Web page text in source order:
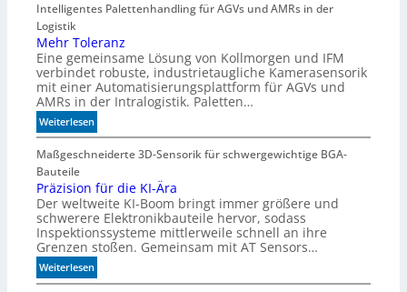
n
g
s
p
e
e
d
i
m
A
u
a
r
i
u
m
Intelligentes Palettenhandling für AGVs und AMRs in der
Logistik
Mehr Toleranz
Eine gemeinsame Lösung von Kollmorgen und IFM
verbindet robuste, industrietaugliche Kamerasensorik
mit einer Automatisierungsplattform für AGVs und
AMRs in der Intralogistik. Paletten…
Weiterlesen:
M
e
r
T
o
l
e
r
a
Maßgeschneiderte 3D-Sensorik für schwergewichtige BGA-
Bauteile
Präzision für die KI-Ära
Der weltweite KI-Boom bringt immer größere und
schwerere Elektronikbauteile hervor, sodass
Inspektionssysteme mittlerweile schnell an ihre
Grenzen stoßen. Gemeinsam mit AT Sensors…
Weiterlesen:
P